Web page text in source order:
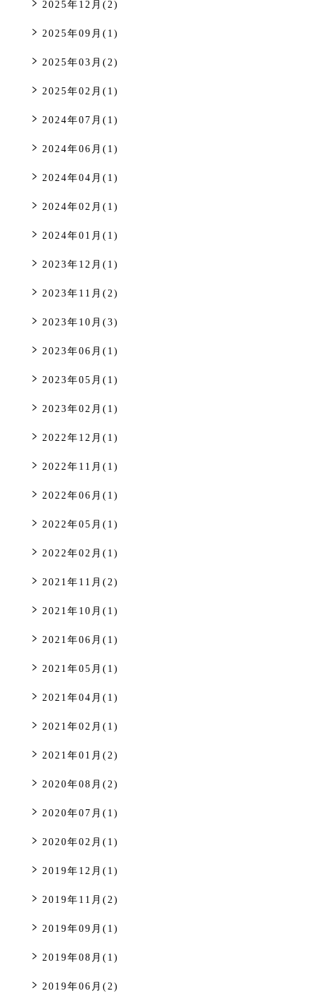
2025年12月(2)
2025年09月(1)
2025年03月(2)
2025年02月(1)
2024年07月(1)
2024年06月(1)
2024年04月(1)
2024年02月(1)
2024年01月(1)
2023年12月(1)
2023年11月(2)
2023年10月(3)
2023年06月(1)
2023年05月(1)
2023年02月(1)
2022年12月(1)
2022年11月(1)
2022年06月(1)
2022年05月(1)
2022年02月(1)
2021年11月(2)
2021年10月(1)
2021年06月(1)
2021年05月(1)
2021年04月(1)
2021年02月(1)
2021年01月(2)
2020年08月(2)
2020年07月(1)
2020年02月(1)
2019年12月(1)
2019年11月(2)
2019年09月(1)
2019年08月(1)
2019年06月(2)